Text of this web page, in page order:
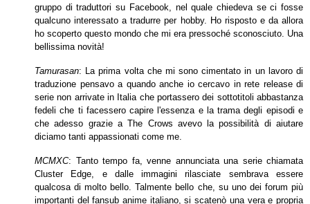
gruppo di traduttori su Facebook, nel quale chiedeva se ci fosse
qualcuno interessato a tradurre per hobby. Ho risposto e da allora
ho scoperto questo mondo che mi era pressoché sconosciuto. Una
bellissima novità!
Tamurasan: La prima volta che mi sono cimentato in un lavoro di
traduzione pensavo a quando anche io cercavo in rete release di
serie non arrivate in Italia cheportassero dei sottotitoli abbastanza
fedeli che ti facessero capire l'essenza e la trama degli episodi e
che adesso grazie a The Crows avevo la possibilità di aiutare
diciamo tanti appassionati come me.
MCMXC: Tanto tempo fa, venne annunciata una serie chiamata
Cluster Edge, e dalle immagini rilasciate sembrava essere
qualcosa di molto bello. Talmente bello che, su uno dei forum più
importanti del fansub anime italiano, si scatenò una vera e propria